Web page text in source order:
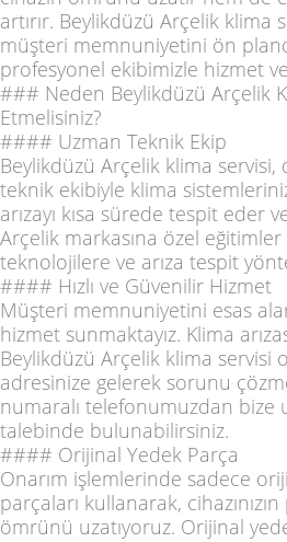
artırır. Beylikdüzü Arçelik klima
müşteri memnuniyetini ön
profesyonel ekibimizle hizmet
### Neden Beylikdüzü Arçelik
Etmelisiniz?
#### Uzman Teknik Ekip
Beylikdüzü Arçelik klima servisi,
teknik ekibiyle klima
arızayı kısa sürede tespit eder
Arçelik markasına özel
teknolojilere ve arıza tespit
#### Hızlı ve Güvenilir Hizmet
Müşteri memnuniyetini esas
hizmet sunmaktayız. Klima
Beylikdüzü Arçelik klima servisi
adresinize gelerek sorunu
numaralı telefonumuzdan bize
talebinde bulunabilirsiniz.
#### Orijinal Yedek Parça
Onarım işlemlerinde sadece
parçaları kullanarak,
ömrünü uzatıyoruz. Orijinal